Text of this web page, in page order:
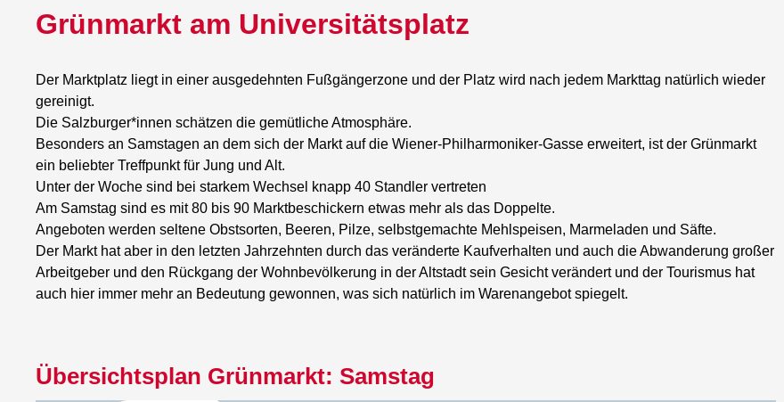
Grünmarkt am Universitätsplatz
Der Marktplatz liegt in einer ausgedehnten Fußgängerzone und der Platz wird nach jedem Markttag natürlich wieder
gereinigt.
Die Salzburger*innen schätzen die gemütliche Atmosphäre.
Besonders an Samstagen an dem sich der Markt auf die Wiener-Philharmoniker-Gasse erweitert, ist der Grünmarkt
ein beliebter Treffpunkt für Jung und Alt.
Unter der Woche sind bei starkem Wechsel knapp 40 Standler vertreten
Am Samstag sind es mit 80 bis 90 Marktbeschickern etwas mehr als das Doppelte.
Angeboten werden seltene Obstsorten, Beeren, Pilze, selbstgemachte Mehlspeisen, Marmeladen und Säfte.
Der Markt hat aber in den letzten Jahrzehnten durch das veränderte Kaufverhalten und auch die Abwanderung großer
Arbeitgeber und den Rückgang der Wohnbevölkerung in der Altstadt sein Gesicht verändert und der Tourismus hat
auch hier immer mehr an Bedeutung gewonnen, was sich natürlich im Warenangebot spiegelt.
Übersichtsplan Grünmarkt: Samstag